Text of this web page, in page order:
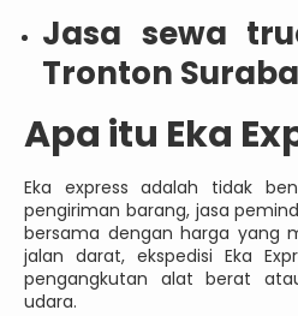
Jasa sewa
Tronton
Apa itu Eka
Eka express adalah tidak
pengiriman barang, jasa
bersama dengan harga yang
jalan darat, ekspedisi Eka
pengangkutan alat berat
udara.